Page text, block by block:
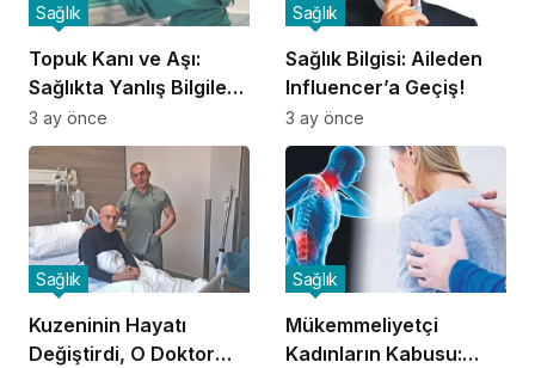
Topuk Kanı ve Aşı:
Sağlıkta Yanlış Bilgilere
Dikkat!
Sağlık
3 ay önce
Sağlık Bilgisi: Aileden
Influencer’a Geçiş!
Sağlık
3 ay önce
Kuzeninin Hayatı
Değiştirdi, O Doktor
Sağlık
Mükemmeliyetçi
Kadınların Kabusu:
Sağlık